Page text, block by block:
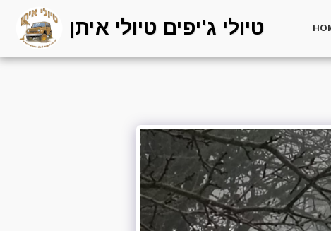
טיולי ג'יפים טיולי איתן